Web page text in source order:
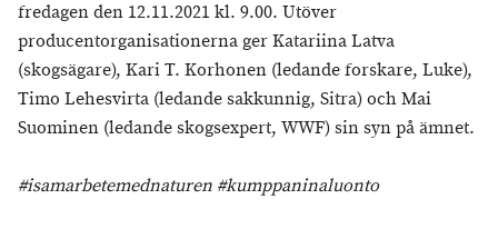
fredagen den 12.11.2021 kl. 9.00. Utöver
producentorganisationerna ger Katariina Latva
(skogsägare), Kari T. Korhonen (ledande forskare, Luke),
Timo Lehesvirta (ledande sakkunnig, Sitra) och Mai
Suominen (ledande skogsexpert, WWF) sin syn på ämnet.
#isamarbetemednaturen #kumppaninaluonto